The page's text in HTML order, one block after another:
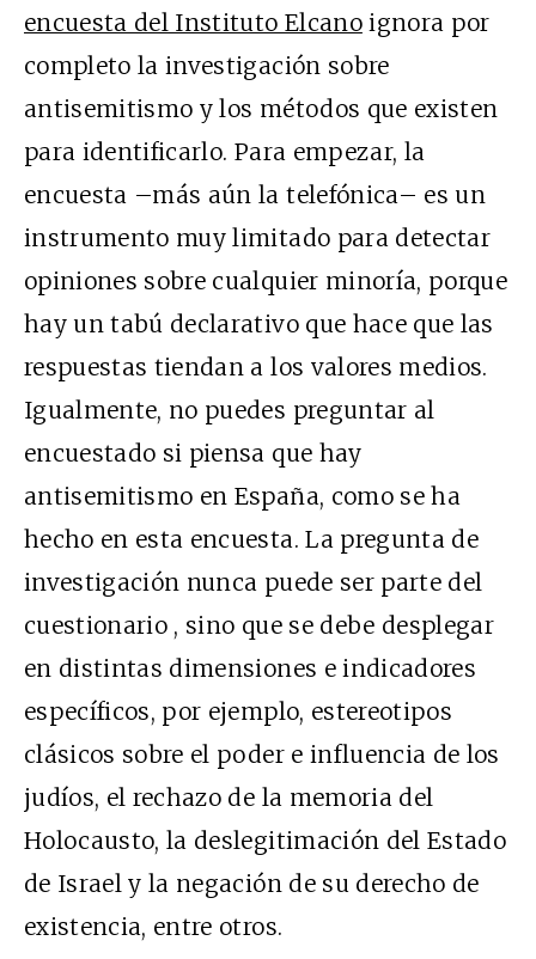
encuesta del Instituto Elcanoignora por
completo la investigación sobre
antisemitismo y los métodos que existen
para identificarlo. Para empezar, la
encuesta –más aún la telefónica– es un
instrumento muy limitado para detectar
opiniones sobre cualquier minoría, porque
hay un tabú declarativo que hace que las
respuestas tiendan a los valores medios.
Igualmente, no puedes preguntar al
encuestado si piensa que hay
antisemitismo en España, como se ha
hecho en esta encuesta. La pregunta de
investigación nunca puede ser parte del
cuestionario , sino que se debe desplegar
en distintas dimensiones e indicadores
específicos, por ejemplo, estereotipos
clásicos sobre el poder e influencia de los
judíos, el rechazo de la memoria del
Holocausto, la deslegitimación del Estado
de Israel y la negación de su derecho de
existencia, entre otros.